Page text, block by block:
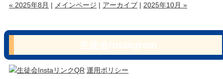
« 2025年8月 | メインページ | アーカイブ | 2025年10月 »
運用ポリシー